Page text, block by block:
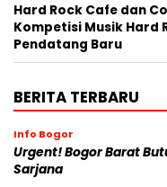
Hard Rock Cafe dan
Kompetisi Musik Hard
Pendatang Baru
BERITA TERBARU
Info Bogor
Urgent! Bogor Barat
Sarjana